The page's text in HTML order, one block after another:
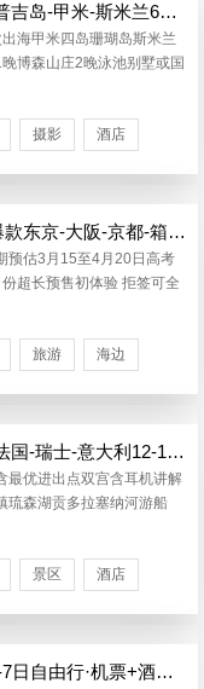
泰国-普吉岛-甲米-斯米兰6或7日游
海甲米四岛珊瑚岛斯米兰
博森山庄2晚泳池别墅或国
摄影 酒店
自营爆款东京-大阪-京都-箱根6日精华游
预估3月15至4月20日高考
超长预售初体验 拒签可全
旅游 海边
德国-法国-瑞士-意大利12-14日游
最优进出点双宫含耳机讲解
琉森湖贡多拉塞纳河游船
景区 酒店
香港3-7日自由行·机票+酒店自助游